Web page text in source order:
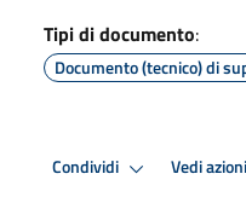
Tipi di documento:
Documento (tecnico) di
Condividi Vedi azioni